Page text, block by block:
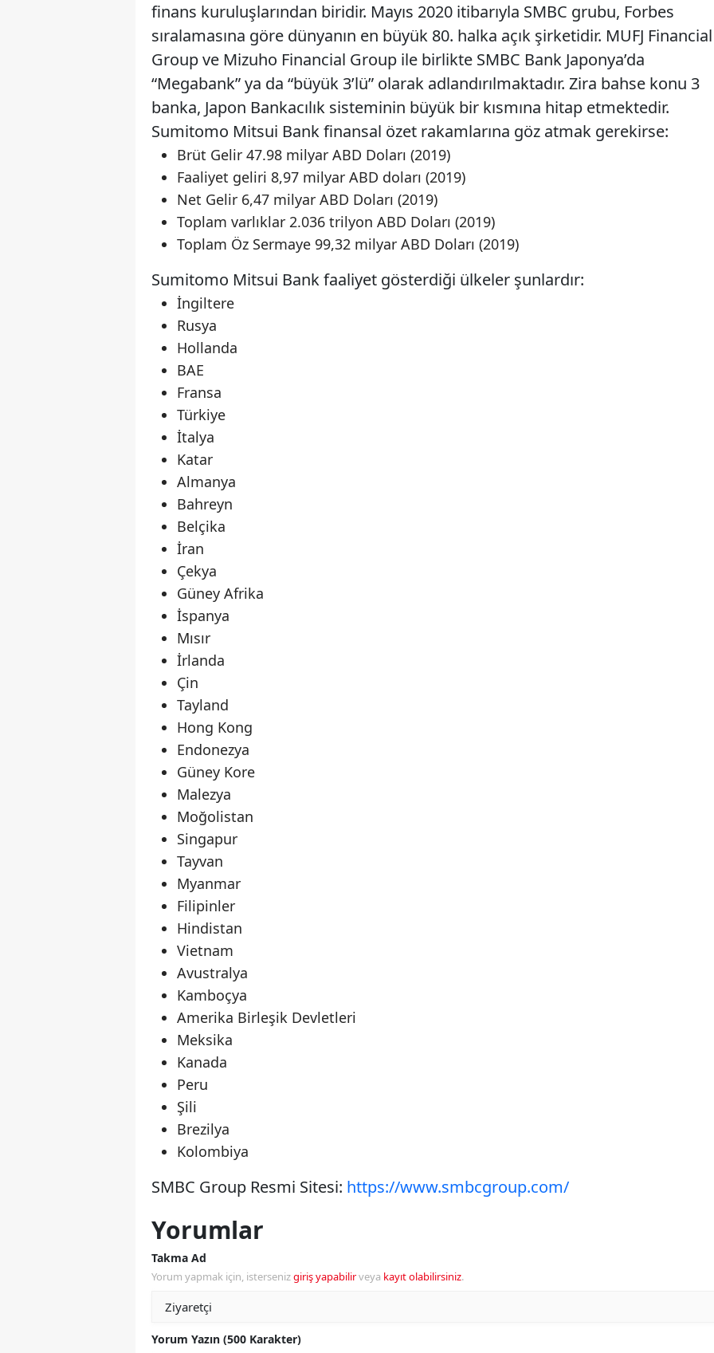
finans kuruluşlarından biridir. Mayıs 2020 itibarıyla SMBC grubu, Forbes
sıralamasına göre dünyanın en büyük 80. halka açık şirketidir. MUFJ Financial
Group ve Mizuho Financial Group ile birlikte SMBC Bank Japonya’da
“Megabank” ya da “büyük 3’lü” olarak adlandırılmaktadır. Zira bahse konu 3
banka, Japon Bankacılık sisteminin büyük bir kısmına hitap etmektedir.
Sumitomo Mitsui Bank finansal özet rakamlarına göz atmak gerekirse:
Brüt Gelir 47.98 milyar ABD Doları (2019)
Faaliyet geliri 8,97 milyar ABD doları (2019)
Net Gelir 6,47 milyar ABD Doları (2019)
Toplam varlıklar 2.036 trilyon ABD Doları (2019)
Toplam Öz Sermaye 99,32 milyar ABD Doları (2019)
Sumitomo Mitsui Bank faaliyet gösterdiği ülkeler şunlardır:
İngiltere
Rusya
Hollanda
BAE
Fransa
Türkiye
İtalya
Katar
Almanya
Bahreyn
Belçika
İran
Çekya
Güney Afrika
İspanya
Mısır
İrlanda
Çin
Tayland
Hong Kong
Endonezya
Güney Kore
Malezya
Moğolistan
Singapur
Tayvan
Myanmar
Filipinler
Hindistan
Vietnam
Avustralya
Kamboçya
Amerika Birleşik Devletleri
Meksika
Kanada
Peru
Şili
Brezilya
Kolombiya
SMBC Group Resmi Sitesi: https://www.smbcgroup.com/
Yorumlar
Takma Ad
Yorum yapmak için, istersenizgiriş yapabilirveya kayıt olabilirsiniz.
Yorum Yazın (500 Karakter)